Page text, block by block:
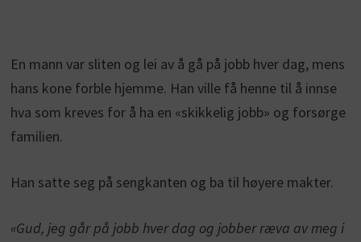
En mann var sliten og lei av å gå på jobb hver dag, mens
hans kone forble hjemme. Han ville få henne til å innse
hva som kreves for å ha en «skikkelig jobb» og forsørge
familien.
Han satte seg på sengkanten og ba til høyere makter.
«Gud, jeg går på jobb hver dag og jobber ræva av meg i